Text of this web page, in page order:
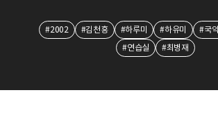
#2002 #김천흥 #하루미 #하유미 #국
#연습실
#최병재